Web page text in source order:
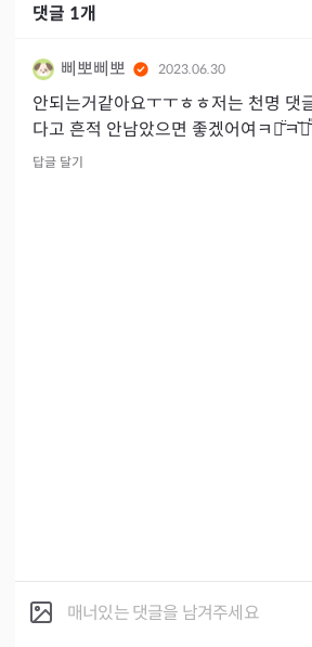
댓글 1개
삐뽀삐뽀 2023.06.30
안되는거같아요ㅜㅜㅎㅎ저는 천명 댓
다고 흔적 안남았으면 좋겠어여ㅋㅋ̄̈ㅋ꙼̈ㅋ̆̎
답글 달기